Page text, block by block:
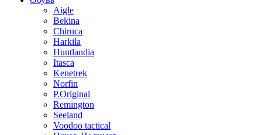
Aigle
Bekina
Chiruсa
Harkila
Huntlandia
Itasca
Kenetrek
Norfin
P.Original
Remington
Seeland
Voodoo tactical